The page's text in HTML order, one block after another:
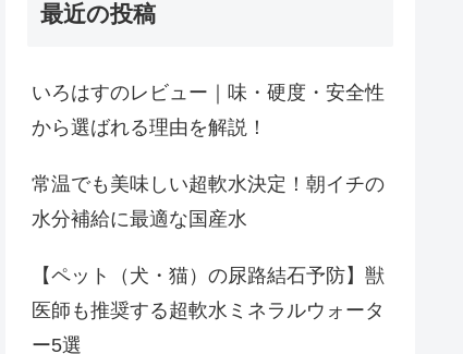
最近の投稿
いろはすのレビュー｜味・硬度・安全性
から選ばれる理由を解説！
常温でも美味しい超軟水決定！朝イチの
水分補給に最適な国産水
【ペット（犬・猫）の尿路結石予防】獣
医師も推奨する超軟水ミネラルウォータ
ー5選